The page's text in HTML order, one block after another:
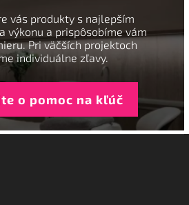
vás produkty s najlepším
výkonu a prispôsobíme vám
Pri väčších projektoch
individuálne zľavy.
o pomoc na kľúč